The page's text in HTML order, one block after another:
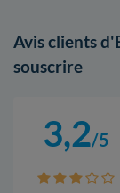
Avis clients
souscrire
3,2/5